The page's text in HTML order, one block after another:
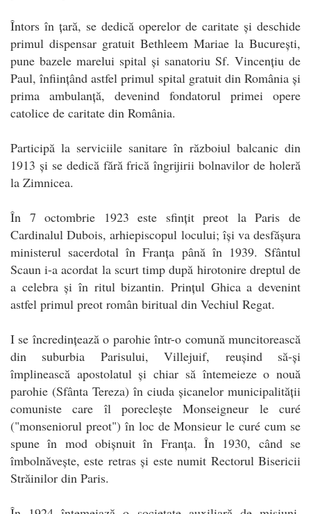
Întors în țară, se dedică operelor de caritate și deschide
primul dispensar gratuit Bethleem Mariae la București,
pune bazele marelui spital și sanatoriu Sf. Vincențiu de
Paul, înființând astfel primul spital gratuit din România și
prima ambulanță, devenind fondatorul primei opere
catolice de caritate din România.
Participă la serviciile sanitare în războiul balcanic din
1913 și se dedică fără frică îngrijirii bolnavilor de holeră
la Zimnicea.
În 7 octombrie 1923 este sfințit preot la Paris de
Cardinalul Dubois, arhiepiscopul locului; își va desfășura
ministerul sacerdotal în Franța până în 1939. Sfântul
Scaun i-a acordat la scurt timp după hirotonire dreptul de
a celebra și în ritul bizantin. Prințul Ghica a devenint
astfel primul preot român biritual din Vechiul Regat.
I se încredințează o parohie într-o comună muncitorească
din suburbia Parisului, Villejuif, reușind să-și
împlinească apostolatul și chiar să întemeieze o nouă
parohie (Sfânta Tereza) în ciuda șicanelor municipalității
comuniste care îl poreclește Monseigneur le curé
("monseniorul preot") în loc de Monsieur le curé cum se
spune în mod obișnuit în Franța. În 1930, când se
îmbolnăvește, este retras și este numit Rectorul Bisericii
Străinilor din Paris.